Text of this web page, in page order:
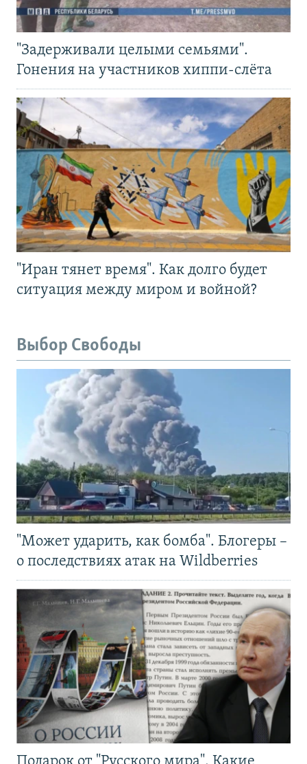
"Задерживали целыми семьями".
Гонения на участников хиппи-слёта
"Иран тянет время". Как долго будет
ситуация между миром и войной?
Выбор Свободы
"Может ударить, как бомба". Блогеры –
о последствиях атак на Wildberries